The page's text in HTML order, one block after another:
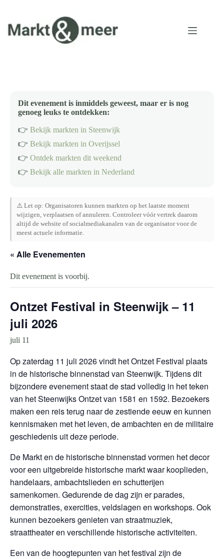
inhoud
Dit evenement is inmiddels geweest, maar er is nog
genoeg leuks te ontdekken:
👉 Bekijk markten in Steenwijk
👉 Bekijk markten in Overijssel
👉 Ontdek markten dit weekend
👉 Bekijk alle markten in Nederland
⚠️ Let op: Organisatoren kunnen markten op het laatste moment
wijzigen, verplaatsen of annuleren. Controleer vóór vertrek daarom
altijd de website of socialmediakanalen van de organisator voor de
meest actuele informatie.
« Alle Evenementen
Dit evenement is voorbij.
Ontzet Festival in Steenwijk – 11
juli 2026
juli 11
Op zaterdag 11 juli 2026 vindt het Ontzet Festival plaats
in de historische binnenstad van Steenwijk. Tijdens dit
bijzondere evenement staat de stad volledig in het teken
van het Steenwijks Ontzet van 1581 en 1592. Bezoekers
maken een reis terug naar de zestiende eeuw en kunnen
kennismaken met het leven, de ambachten en de militaire
geschiedenis uit deze periode.
De Markt en de historische binnenstad vormen het decor
voor een uitgebreide historische markt waar kooplieden,
handelaars, ambachtslieden en schutterijen
samenkomen. Gedurende de dag zijn er parades,
demonstraties, exercities, veldslagen en workshops. Ook
kunnen bezoekers genieten van straatmuziek,
straattheater en verschillende historische activiteiten.
Een van de hoogtepunten van het festival zijn de